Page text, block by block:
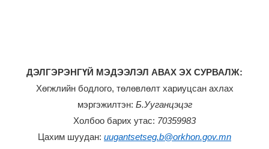
ДЭЛГЭРЭНГҮЙ МЭДЭЭЛЭЛ АВАХ ЭХ СУРВАЛЖ:
Хөгжлийн бодлого, төлөвлөлт хариуцсан ахлах
мэргэжилтэн: Б.Ууганцэцэг
Холбоо барих утас: 70359983
Цахим шуудан: uugantsetseg.b@orkhon.gov.mn